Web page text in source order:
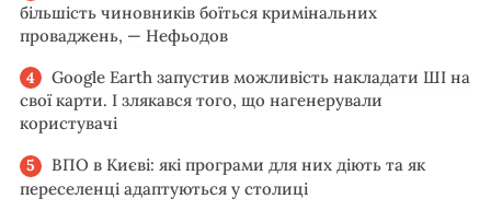
більшість чиновників боїться кримінальних
проваджень, — Нефьодов
Google Earth запустив можливість накладати ШІ на
свої карти. І злякався того, що нагенерували
користувачі
ВПО в Києві: які програми для них діють та як
переселенці адаптуються у столиці